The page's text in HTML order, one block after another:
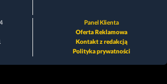
Panel Klienta
Oferta Reklamowa
Kontakt z redakcją
Polityka prywatności